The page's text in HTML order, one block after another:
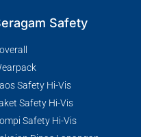
Safety
Safety Hi-Vis
Safety Hi-Vis
Safety Hi-Vis